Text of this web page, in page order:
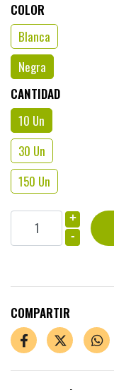
COLOR
Blanca
Negra
CANTIDAD
10 Un
30 Un
150 Un
+
-
COMPARTIR